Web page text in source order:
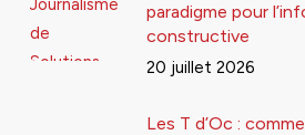
paradigme pour
constructive
20 juillet 2026
Les T d’Oc :